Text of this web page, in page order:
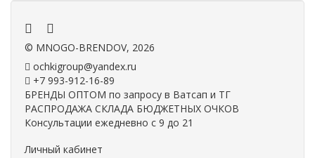
© MNOGO-BRENDOV, 2026
ochkigroup@yandex.ru
+7 993-912-16-89
БРЕНДЫ ОПТОМ по запросу в Ватсап и ТГ
РАСПРОДАЖА СКЛАДА БЮДЖЕТНЫХ ОЧКОВ
Консультации ежедневно с 9 до 21
Личный кабинет